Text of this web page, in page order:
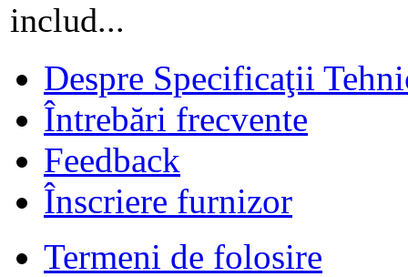
includ...
Despre Specificaţii
Întrebări frecvente
Feedback
Înscriere furnizor
Termeni de folosire